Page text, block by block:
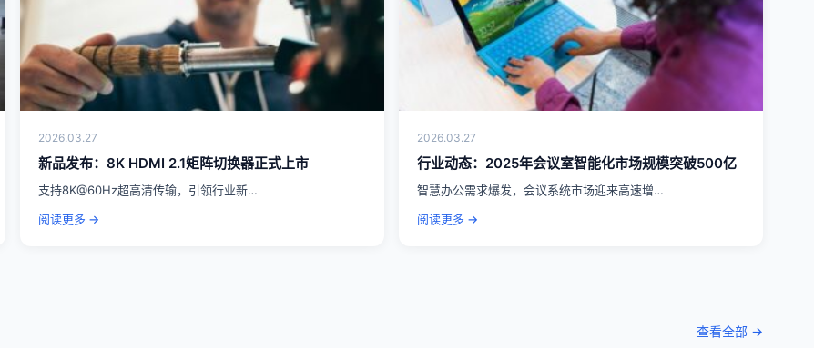
2026.03.27
新品发布：8K HDMI 2.1矩阵切换器正式上市
支持8K@60Hz超高清传输，引领行业新…
阅读更多 →
2026.03.27
行业动态：2025年会议室智能化市场规模突破500亿
智慧办公需求爆发，会议系统市场迎来高速增…
阅读更多 →
查看全部 →